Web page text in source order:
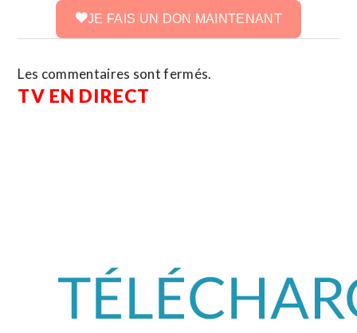
JE FAIS UN DON MAINTENANT
Les commentaires sont fermés.
TV EN DIRECT